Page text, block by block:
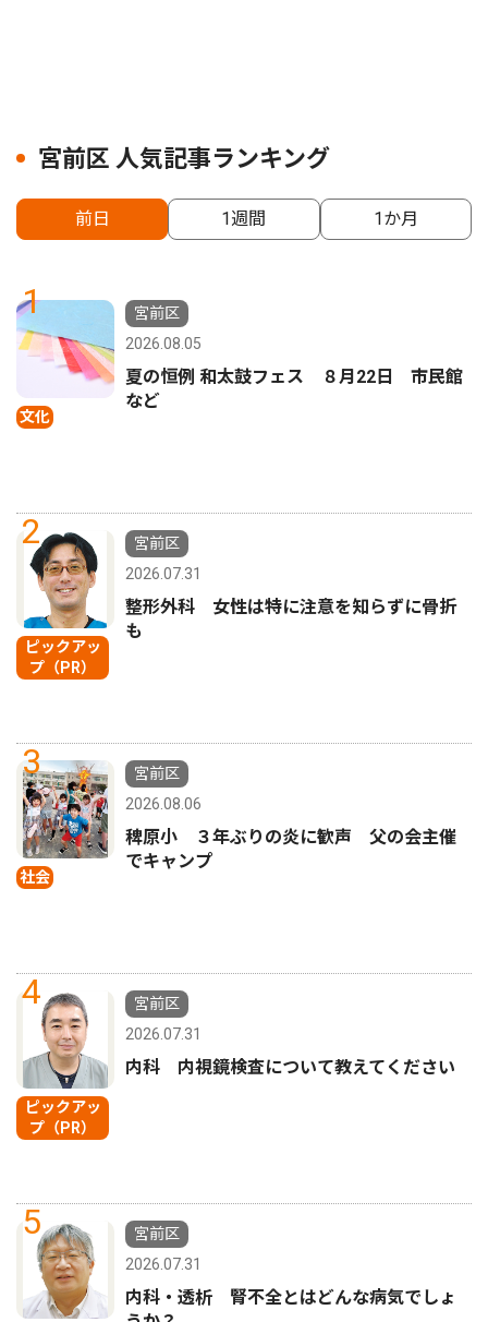
宮前区 人気記事ランキング
前日 1週間 1か月
1
文化
宮前区
2026.08.05
夏の恒例 和太鼓フェス ８月22日 市民館
など
2
ピックアッ
プ（PR）
宮前区
2026.07.31
整形外科 女性は特に注意を知らずに骨折
も
3
社会
宮前区
2026.08.06
稗原小 ３年ぶりの炎に歓声 父の会主催
でキャンプ
4
ピックアッ
プ（PR）
宮前区
2026.07.31
内科 内視鏡検査について教えてください
5
宮前区
2026.07.31
内科・透析 腎不全とはどんな病気でしょ